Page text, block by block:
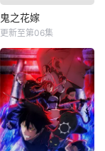
鬼之花嫁
更新至第06集